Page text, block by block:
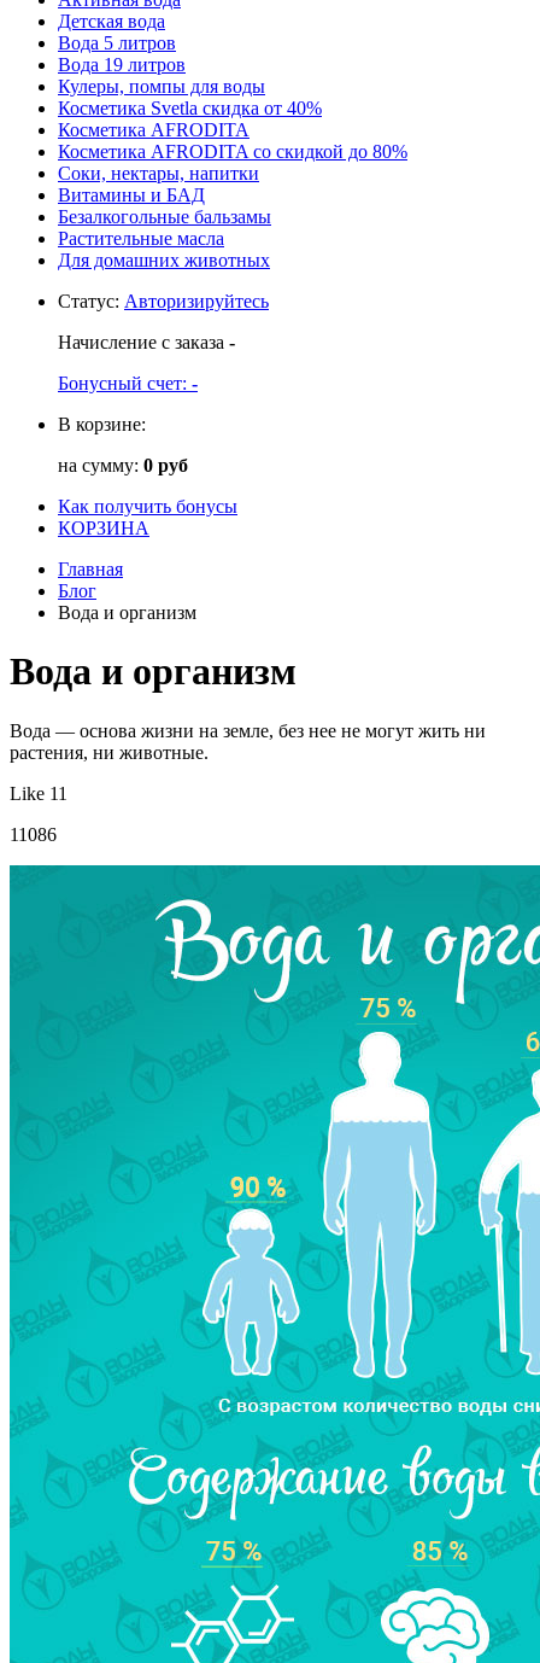
Детская вода
Вода 5 литров
Вода 19 литров
Кулеры, помпы для воды
Косметика Svetla скидка от 40%
Косметика AFRODITA
Косметика AFRODITA со скидкой до 80%
Соки, нектары, напитки
Витамины и БАД
Безалкогольные бальзамы
Растительные масла
Для домашних животных
Статус: Авторизируйтесь
Начисление с заказа -
Бонусный счет: -
В корзине:
на сумму: 0 руб
Как получить бонусы
КОРЗИНА
Главная
Блог
Вода и организм
Вода и организм
Вода — основа жизни на земле, без нее не могут жить ни
растения, ни животные.
Like 11
11086